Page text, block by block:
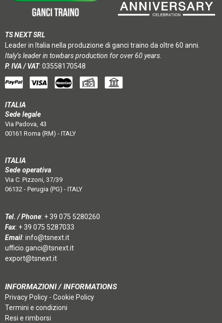
TS NEXT SRL
Leader in Italia nella produzione di ganci traino da oltre 60 anni.
Italy’s leader in towbars production for over 60 years.
P. IVA / VAT: 03558170548
ITALIA
Sede legale
Via Padova, 43
00161 Roma (RM) - ITALY
ITALIA
Sede operativa
Via C. Pizzoni, 37/39
06132 - Perugia (PG) - ITALY
Tel. / Phone: + 39 075 5280260
Fax: + 39 075 5287033
Email: info@tsnext.it
ufficio.ganci@tsnext.it
export@tsnext.it
INFORMAZIONI / INFORMATIONS
Privacy Policy - Cookie Policy
Termini e condizioni
Resi e rimborsi